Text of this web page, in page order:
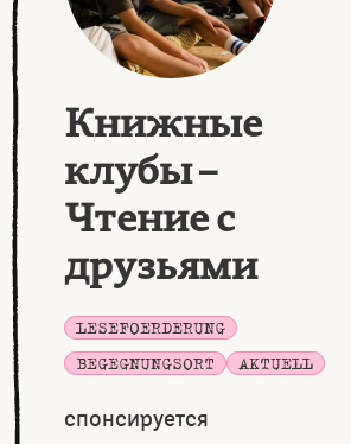
Книжные
клубы –
Чтение с
друзьями
LESEFOERDERUNG
BEGEGNUNGSORT AKTUELL
спонсируется